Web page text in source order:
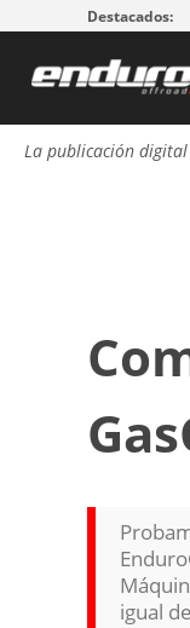
Destacados:
La publicación
igual